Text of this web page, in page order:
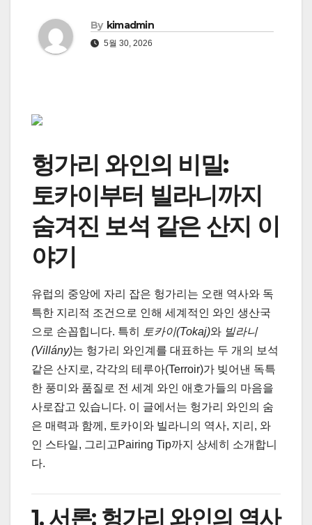
By kimadmin
5월 30, 2026
헝가리 와인의 비밀:
토카이부터 빌라니까지
숨겨진 보석 같은 산지 이
야기
유럽의 중앙에 자리 잡은 헝가리는 오랜 역사와 독
특한 지리적 조건으로 인해 세계적인 와인 생산국
으로 손꼽힙니다. 특히
토카이(Tokaj)와 빌라니
(Villány)는 헝가리 와인계를 대표하는 두 개의 보석
같은 산지로, 각각의 테루아(Terroir)가 빚어낸 독특
한 풍미와 품질로 전 세계 와인 애호가들의 마음을
사로잡고 있습니다. 이 글에서는 헝가리 와인의 숨
은 매력과 함께, 토카이와 빌라니의 역사, 지리, 와
인 스타일, 그리고Pairing Tip까지 상세히 소개합니
다.
1. 서론: 헝가리 와인의 역사